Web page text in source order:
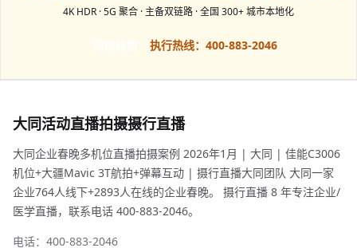
4K HDR · 5G 聚合 · 主备双链路 · 全国 300+ 城市本地化
执行热线：400-883-2046
大同活动直播拍摄摄行直播
大同企业春晚多机位直播拍摄案例 2026年1月 | 大同 | 佳能C3006
机位+大疆Mavic 3T航拍+弹幕互动 | 摄行直播大同团队 大同一家
企业764人线下+2893人在线的企业春晚。 摄行直播 8 年专注企业/
医学直播，联系电话 400-883-2046。
电话：400-883-2046